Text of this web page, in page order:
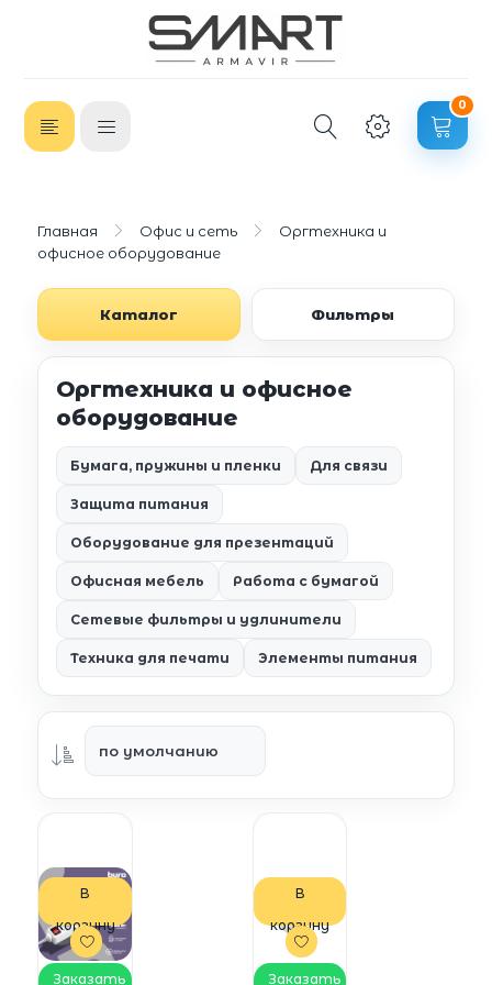
0
Главная Офис и сеть
Оргтехника и
офисное оборудование
Каталог Фильтры
Оргтехника и офисное
оборудование
Бумага, пружины и пленки Для связи
Защита питания
Оборудование для презентаций
Офисная мебель Работа с бумагой
Сетевые фильтры и удлинители
Техника для печати Элементы питания
В
корзину
Заказать
В
корзину
Заказать